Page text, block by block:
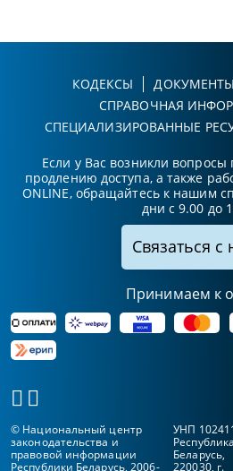
КОДЕКСЫ
СПРАВОЧНАЯ
СПЕЦИАЛИЗИРОВАННЫЕ
Если у Вас возникли
продлению доступа, а также
ONLINE, обращайтесь к нашим
дни с 9.00 до
Связаться с
Принимаем к
© Национальный центр
законодательства и
правовой информации
Республики Беларусь, 2006-
УНП
Республика
Беларусь,
220030, г.